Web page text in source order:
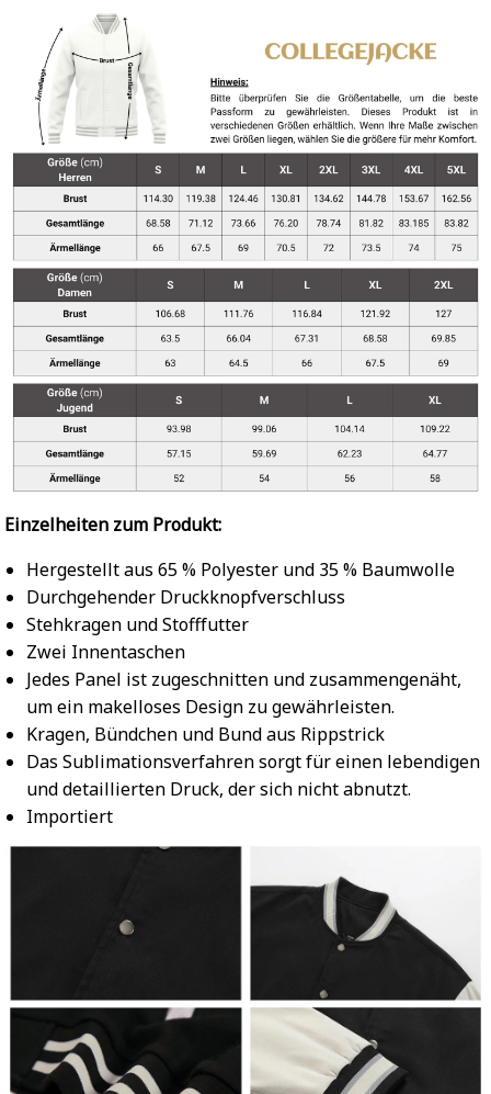
Einzelheiten zum Produkt:
Hergestellt aus 65 % Polyester und 35 % Baumwolle
Durchgehender Druckknopfverschluss
Stehkragen und Stofffutter
Zwei Innentaschen
Jedes Panel ist zugeschnitten und zusammengenäht,
um ein makelloses Design zu gewährleisten.
Kragen, Bündchen und Bund aus Rippstrick
Das Sublimationsverfahren sorgt für einen lebendigen
und detaillierten Druck, der sich nicht abnutzt.
Importiert